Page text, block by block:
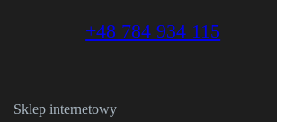
+48 784 934 115
Sklep internetowy